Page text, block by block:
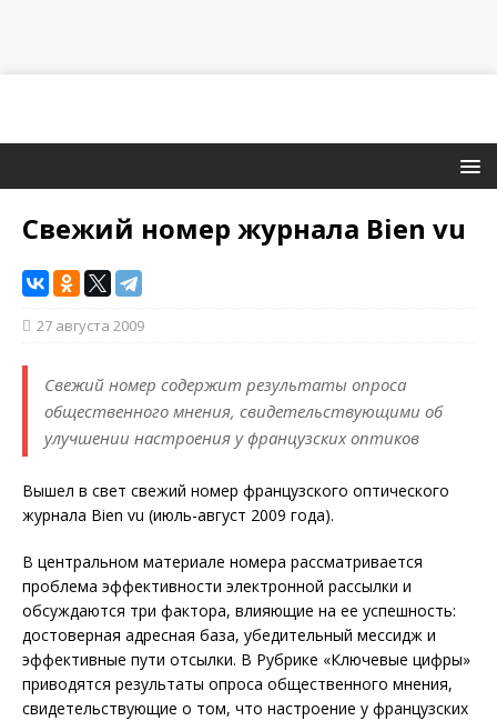
Свежий номер журнала Bien vu
27 августа 2009
Свежий номер содержит результаты опроса
общественного мнения, свидетельствующими об
улучшении настроения у французских оптиков
Вышел в свет свежий номер французского оптического
журнала Bien vu (июль-август 2009 года).
В центральном материале номера рассматривается
проблема эффективности электронной рассылки и
обсуждаются три фактора, влияющие на ее успешность:
достоверная адресная база, убедительный мессидж и
эффективные пути отсылки. В Рубрике «Ключевые цифры»
приводятся результаты опроса общественного мнения,
свидетельствующие о том, что настроение у французских